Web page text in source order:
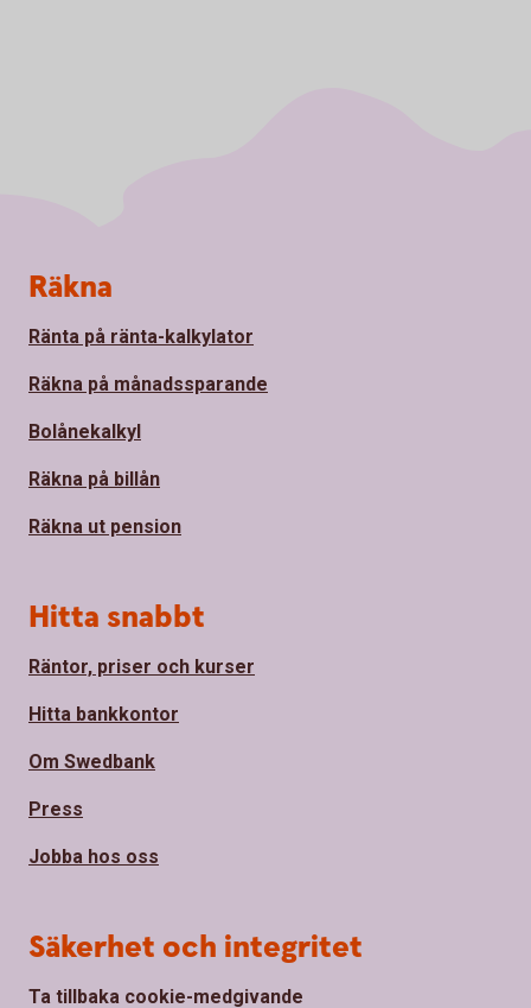
Sidfot
Räkna
Ränta på ränta-kalkylator
Räkna på månadssparande
Bolånekalkyl
Räkna på billån
Räkna ut pension
Hitta snabbt
Räntor, priser och kurser
Hitta bankkontor
Om Swedbank
Press
Jobba hos oss
Säkerhet och integritet
Ta tillbaka cookie-medgivande